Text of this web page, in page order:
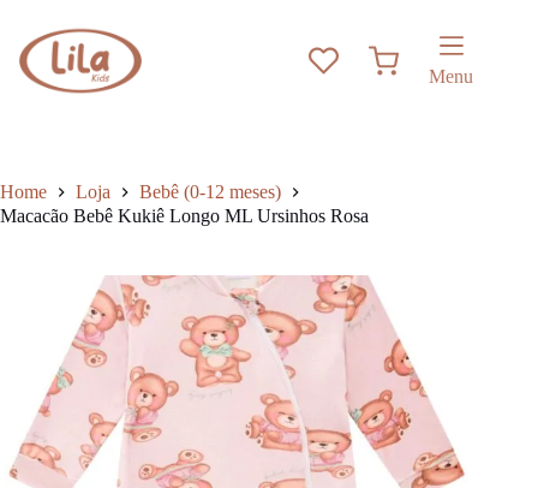
conteúdo
The
Carrinho
Menu
Home Loja
Bebê (0-12 meses)
Macacão Bebê Kukiê Longo ML Ursinhos Rosa